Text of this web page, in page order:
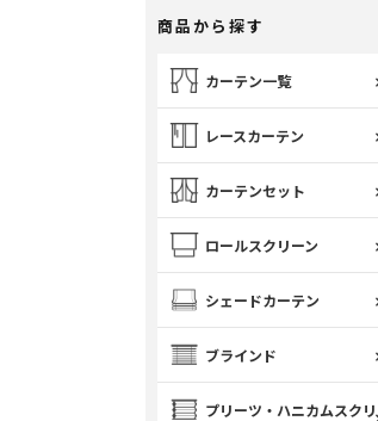
商品から探す
カーテン一覧
レースカーテン
カーテンセット
ロールスクリーン
シェードカーテン
ブラインド
プリーツ・ハニカムスクリ